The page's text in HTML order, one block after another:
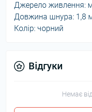
Джерело живлення:
Довжина шнура: 1,8
Колір: чорний
Відгуки
Немає